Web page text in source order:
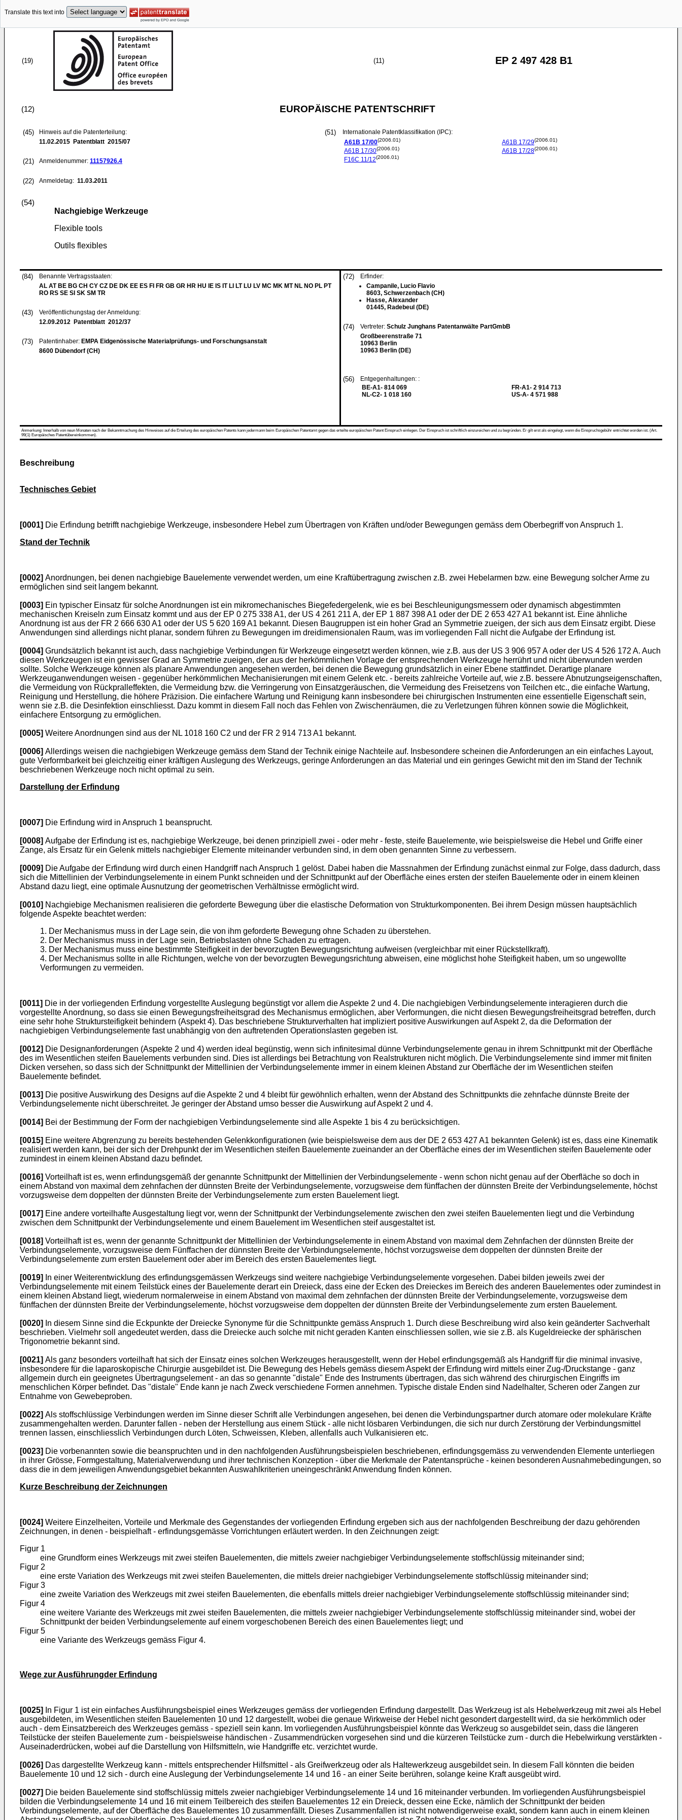
Translate this text into
(19) (11) EP 2 497 428 B1
(12) EUROPÄISCHE PATENTSCHRIFT
(45)
Hinweis auf die Patenterteilung:
11.02.2015 Patentblatt 2015/07
(21) Anmeldenummer: 11157926.4
(22) Anmeldetag: 11.03.2011
(51)
Internationale Patentklassifikation (IPC):
A61B 17/00(2006.01)
A61B 17/30(2006.01)
F16C 11/12(2006.01)
A61B 17/29(2006.01)
A61B 17/28(2006.01)
(54)
Nachgiebige Werkzeuge
Flexible tools
Outils flexibles
(84)
Benannte Vertragsstaaten:
AL AT BE BG CH CY CZ DE DK EE ES FI FR GB GR HR HU IE IS IT LI LT LU LV MC MK MT NL NO PL PT
RO RS SE SI SK SM TR
(43)
Veröffentlichungstag der Anmeldung:
12.09.2012 Patentblatt 2012/37
(73) Patentinhaber: EMPA Eidgenössische Materialprüfungs- und Forschungsanstalt
8600 Dübendorf (CH)
(72)
Erfinder:
Campanile, Lucio Flavio
8603, Schwerzenbach (CH)
Hasse, Alexander
01445, Radebeul (DE)
(74) Vertreter: Schulz Junghans Patentanwälte PartGmbB
Großbeerenstraße 71
10963 Berlin
10963 Berlin (DE)
(56)
Entgegenhaltungen: :
BE-A1- 814 069
NL-C2- 1 018 160
FR-A1- 2 914 713
US-A- 4 571 988
Anmerkung: Innerhalb von neun Monaten nach der Bekanntmachung des Hinweises auf die Erteilung des europäischen Patents kann jedermann beim Europäischen Patentamt gegen das erteilte europäischen Patent Einspruch einlegen. Der Einspruch ist schriftlich einzureichen und zu begründen. Er gilt erst als eingelegt, wenn die Einspruchsgebühr entrichtet worden ist. (Art.
99(1) Europäisches Patentübereinkommen).
Beschreibung
Technisches Gebiet
[0001] Die Erfindung betrifft nachgiebige Werkzeuge, insbesondere Hebel zum Übertragen von Kräften und/oder Bewegungen gemäss dem Oberbegriff von Anspruch 1.
Stand der Technik
[0002] Anordnungen, bei denen nachgiebige Bauelemente verwendet werden, um eine Kraftübertragung zwischen z.B. zwei Hebelarmen bzw. eine Bewegung solcher Arme zu
ermöglichen sind seit langem bekannt.
[0003] Ein typischer Einsatz für solche Anordnungen ist ein mikromechanisches Biegefedergelenk, wie es bei Beschleunigungsmessern oder dynamisch abgestimmten
mechanischen Kreiseln zum Einsatz kommt und aus der EP 0 275 338 A1, der US 4 261 211 A, der EP 1 887 398 A1 oder der DE 2 653 427 A1 bekannt ist. Eine ähnliche
Anordnung ist aus der FR 2 666 630 A1 oder der US 5 620 169 A1 bekannt. Diesen Baugruppen ist ein hoher Grad an Symmetrie zueigen, der sich aus dem Einsatz ergibt. Diese
Anwendungen sind allerdings nicht planar, sondern führen zu Bewegungen im dreidimensionalen Raum, was im vorliegenden Fall nicht die Aufgabe der Erfindung ist.
[0004] Grundsätzlich bekannt ist auch, dass nachgiebige Verbindungen für Werkzeuge eingesetzt werden können, wie z.B. aus der US 3 906 957 Aoder der US 4 526 172 A. Auch
diesen Werkzeugen ist ein gewisser Grad an Symmetrie zueigen, der aus der herkömmlichen Vorlage der entsprechenden Werkzeuge herrührt und nicht überwunden werden
sollte. Solche Werkzeuge können als planare Anwendungen angesehen werden, bei denen die Bewegung grundsätzlich in einer Ebene stattfindet. Derartige planare
Werkzeuganwendungen weisen - gegenüber herkömmlichen Mechanisierungen mit einem Gelenk etc. - bereits zahlreiche Vorteile auf, wie z.B. bessere Abnutzungseigenschaften,
die Vermeidung von Rückpralleffekten, die Vermeidung bzw. die Verringerung von Einsatzgeräuschen, die Vermeidung des Freisetzens von Teilchen etc., die einfache Wartung,
Reinigung und Herstellung, die höhere Präzision. Die einfachere Wartung und Reinigung kann insbesondere bei chirurgischen Instrumenten eine essentielle Eigenschaft sein,
wenn sie z.B. die Desinfektion einschliesst. Dazu kommt in diesem Fall noch das Fehlen von Zwischenräumen, die zu Verletzungen führen können sowie die Möglichkeit,
einfachere Entsorgung zu ermöglichen.
[0005] Weitere Anordnungen sind aus der NL 1018 160 C2 und der FR 2 914 713 A1 bekannt.
[0006] Allerdings weisen die nachgiebigen Werkzeuge gemäss dem Stand der Technik einige Nachteile auf. Insbesondere scheinen die Anforderungen an ein einfaches Layout,
gute Verformbarkeit bei gleichzeitig einer kräftigen Auslegung des Werkzeugs, geringe Anforderungen an das Material und ein geringes Gewicht mit den im Stand der Technik
beschriebenen Werkzeuge noch nicht optimal zu sein.
Darstellung der Erfindung
[0007] Die Erfindung wird in Anspruch 1 beansprucht.
[0008] Aufgabe der Erfindung ist es, nachgiebige Werkzeuge, bei denen prinzipiell zwei - oder mehr - feste, steife Bauelemente, wie beispielsweise die Hebel und Griffe einer
Zange, als Ersatz für ein Gelenk mittels nachgiebiger Elemente miteinander verbunden sind, in dem oben genannten Sinne zu verbessern.
[0009] Die Aufgabe der Erfindung wird durch einen Handgriff nach Anspruch 1 gelöst. Dabei haben die Massnahmen der Erfindung zunächst einmal zur Folge, dass dadurch, dass
sich die Mittellinien der Verbindungselemente in einem Punkt schneiden und der Schnittpunkt auf der Oberfläche eines ersten der steifen Bauelemente oder in einem kleinen
Abstand dazu liegt, eine optimale Ausnutzung der geometrischen Verhältnisse ermöglicht wird.
[0010] Nachgiebige Mechanismen realisieren die geforderte Bewegung über die elastische Deformation von Strukturkomponenten. Bei ihrem Design müssen hauptsächlich
folgende Aspekte beachtet werden:
1. Der Mechanismus muss in der Lage sein, die von ihm geforderte Bewegung ohne Schaden zu überstehen.
2. Der Mechanismus muss in der Lage sein, Betriebslasten ohne Schaden zu ertragen.
3. Der Mechanismus muss eine bestimmte Steifigkeit in der bevorzugten Bewegungsrichtung aufweisen (vergleichbar mit einer Rückstellkraft).
4. Der Mechanismus sollte in alle Richtungen, welche von der bevorzugten Bewegungsrichtung abweisen, eine möglichst hohe Steifigkeit haben, um so ungewollte
Verformungen zu vermeiden.
[0011] Die in der vorliegenden Erfindung vorgestellte Auslegung begünstigt vor allem die Aspekte 2 und 4. Die nachgiebigen Verbindungselemente interagieren durch die
vorgestellte Anordnung, so dass sie einen Bewegungsfreiheitsgrad des Mechanismus ermöglichen, aber Verformungen, die nicht diesen Bewegungsfreiheitsgrad betreffen, durch
eine sehr hohe Struktursteifigkeit behindern (Aspekt 4). Das beschriebene Strukturverhalten hat impliziert positive Auswirkungen auf Aspekt 2, da die Deformation der
nachgiebigen Verbindungselemente fast unabhängig von den auftretenden Operationslasten gegeben ist.
[0012] Die Designanforderungen (Aspekte 2 und 4) werden ideal begünstig, wenn sich infinitesimal dünne Verbindungselemente genau in ihrem Schnittpunkt mit der Oberfläche
des im Wesentlichen steifen Bauelements verbunden sind. Dies ist allerdings bei Betrachtung von Realstrukturen nicht möglich. Die Verbindungselemente sind immer mit finiten
Dicken versehen, so dass sich der Schnittpunkt der Mittellinien der Verbindungselemente immer in einem kleinen Abstand zur Oberfläche der im Wesentlichen steifen
Bauelemente befindet.
[0013] Die positive Auswirkung des Designs auf die Aspekte 2 und 4 bleibt für gewöhnlich erhalten, wenn der Abstand des Schnittpunkts die zehnfache dünnste Breite der
Verbindungselemente nicht überschreitet. Je geringer der Abstand umso besser die Auswirkung auf Aspekt 2 und 4.
[0014] Bei der Bestimmung der Form der nachgiebigen Verbindungselemente sind alle Aspekte 1 bis 4 zu berücksichtigen.
[0015] Eine weitere Abgrenzung zu bereits bestehenden Gelenkkonfigurationen (wie beispielsweise dem aus der DE 2 653 427 A1 bekannten Gelenk) ist es, dass eine Kinematik
realisiert werden kann, bei der sich der Drehpunkt der im Wesentlichen steifen Bauelemente zueinander an der Oberfläche eines der im Wesentlichen steifen Bauelemente oder
zumindest in einem kleinen Abstand dazu befindet.
[0016] Vorteilhaft ist es, wenn erfindungsgemäß der genannte Schnittpunkt der Mittellinien der Verbindungselemente - wenn schon nicht genau auf der Oberfläche so doch in
einem Abstand von maximal dem zehnfachen der dünnsten Breite der Verbindungselemente, vorzugsweise dem fünffachen der dünnsten Breite der Verbindungselemente, höchst
vorzugsweise dem doppelten der dünnsten Breite der Verbindungselemente zum ersten Bauelement liegt.
[0017] Eine andere vorteilhafte Ausgestaltung liegt vor, wenn der Schnittpunkt der Verbindungselemente zwischen den zwei steifen Bauelementen liegt und die Verbindung
zwischen dem Schnittpunkt der Verbindungselemente und einem Bauelement im Wesentlichen steif ausgestaltet ist.
[0018] Vorteilhaft ist es, wenn der genannte Schnittpunkt der Mittellinien der Verbindungselemente in einem Abstand von maximal dem Zehnfachen der dünnsten Breite der
Verbindungselemente, vorzugsweise dem Fünffachen der dünnsten Breite der Verbindungselemente, höchst vorzugsweise dem doppelten der dünnsten Breite der
Verbindungselemente zum ersten Bauelement oder aber im Bereich des ersten Bauelementes liegt.
[0019]
In einer Weiterentwicklung des erfindungsgemässen Werkzeugs sind weitere nachgiebige Verbindungselemente vorgesehen. Dabei bilden jeweils zwei der
Verbindungselemente mit einem Teilstück eines der Bauelemente derart ein Dreieck, dass eine der Ecken des Dreieckes im Bereich des anderen Bauelementes oder zumindest in
einem kleinen Abstand liegt, wiederum normalerweise in einem Abstand von maximal dem zehnfachen der dünnsten Breite der Verbindungselemente, vorzugsweise dem
fünffachen der dünnsten Breite der Verbindungselemente, höchst vorzugsweise dem doppelten der dünnsten Breite der Verbindungselemente zum ersten Bauelement.
[0020]
In diesem Sinne sind die Eckpunkte der Dreiecke Synonyme für die Schnittpunkte gemäss Anspruch 1. Durch diese Beschreibung wird also kein geänderter Sachverhalt
beschrieben. Vielmehr soll angedeutet werden, dass die Dreiecke auch solche mit nicht geraden Kanten einschliessen sollen, wie sie z.B. als Kugeldreiecke der sphärischen
Trigonometrie bekannt sind.
[0021] Als ganz besonders vorteilhaft hat sich der Einsatz eines solchen Werkzeuges herausgestellt, wenn der Hebel erfindungsgemäß als Handgriff für die minimal invasive,
insbesondere für die laparoskopische Chirurgie ausgebildet ist. Die Bewegung des Hebels gemäss diesem Aspekt der Erfindung wird mittels einer Zug-/Druckstange - ganz
allgemein durch ein geeignetes Übertragungselement - an das so genannte "distale" Ende des Instruments übertragen, das sich während des chirurgischen Eingriffs im
menschlichen Körper befindet. Das "distale" Ende kann je nach Zweck verschiedene Formen annehmen. Typische distale Enden sind Nadelhalter, Scheren oder Zangen zur
Entnahme von Gewebeproben.
[0022] Als stoffschlüssige Verbindungen werden im Sinne dieser Schrift alle Verbindungen angesehen, bei denen die Verbindungspartner durch atomare oder molekulare Kräfte
zusammengehalten werden. Darunter fallen - neben der Herstellung aus einem Stück - alle nicht lösbaren Verbindungen, die sich nur durch Zerstörung der Verbindungsmittel
trennen lassen, einschliesslich Verbindungen durch Löten, Schweissen, Kleben, allenfalls auch Vulkanisieren etc.
[0023] Die vorbenannten sowie die beanspruchten und in den nachfolgenden Ausführungsbeispielen beschriebenen, erfindungsgemäss zu verwendenden Elemente unterliegen
in ihrer Grösse, Formgestaltung, Materialverwendung und ihrer technischen Konzeption - über die Merkmale der Patentansprüche - keinen besonderen Ausnahmebedingungen, so
dass die in dem jeweiligen Anwendungsgebiet bekannten Auswahlkriterien uneingeschränkt Anwendung finden können.
Kurze Beschreibung der Zeichnungen
[0024] Weitere Einzelheiten, Vorteile und Merkmale des Gegenstandes der vorliegenden Erfindung ergeben sich aus der nachfolgenden Beschreibung der dazu gehörenden
Zeichnungen, in denen - beispielhaft - erfindungsgemässe Vorrichtungen erläutert werden. In den Zeichnungen zeigt:
Figur 1
eine Grundform eines Werkzeugs mit zwei steifen Bauelementen, die mittels zweier nachgiebiger Verbindungselemente stoffschlüssig miteinander sind;
Figur 2
eine erste Variation des Werkzeugs mit zwei steifen Bauelementen, die mittels dreier nachgiebiger Verbindungselemente stoffschlüssig miteinander sind;
Figur 3
eine zweite Variation des Werkzeugs mit zwei steifen Bauelementen, die ebenfalls mittels dreier nachgiebiger Verbindungselemente stoffschlüssig miteinander sind;
Figur 4
eine weitere Variante des Werkzeugs mit zwei steifen Bauelementen, die mittels zweier nachgiebiger Verbindungselemente stoffschlüssig miteinander sind, wobei der
Schnittpunkt der beiden Verbindungselemente auf einem vorgeschobenen Bereich des einen Bauelementes liegt; und
Figur 5
eine Variante des Werkzeugs gemäss Figur 4.
Wege zur Ausführungder Erfindung
[0025]
In Figur 1 ist ein einfaches Ausführungsbeispiel eines Werkzeuges gemäss der vorliegenden Erfindung dargestellt. Das Werkzeug ist als Hebelwerkzeug mit zwei als Hebel
ausgebildeten, im Wesentlichen steifen Bauelementen 10 und 12 dargestellt, wobei die genaue Wirkweise der Hebel nicht gesondert dargestellt wird, da sie herkömmlich oder
auch - dem Einsatzbereich des Werkzeuges gemäss - speziell sein kann. Im vorliegenden Ausführungsbeispiel könnte das Werkzeug so ausgebildet sein, dass die längeren
Teilstücke der steifen Bauelemente zum - beispielsweise händischen - Zusammendrücken vorgesehen sind und die kürzeren Teilstücke zum - durch die Hebelwirkung verstärkten -
Auseinaderdrücken, wobei auf die Darstellung von Hilfsmitteln, wie Handgriffe etc. verzichtet wurde.
[0026] Das dargestellte Werkzeug kann - mittels entsprechender Hilfsmittel - als Greifwerkzeug oder als Haltewerkzeug ausgebildet sein. In diesem Fall könnten die beiden
Bauelemente 10 und 12 sich - durch eine Auslegung der Verbindungselemente 14 und 16 - an einer Seite berühren, solange keine Kraft ausgeübt wird.
[0027] Die beiden Bauelemente sind stoffschlüssig mittels zweier nachgiebiger Verbindungselemente 14 und 16 miteinander verbunden. Im vorliegenden Ausführungsbeispiel
bilden die Verbindungselemente 14 und 16 mit einem Teilbereich des steifen Bauelementes 12 ein Dreieck, dessen eine Ecke, nämlich der Schnittpunkt der beiden
Verbindungselemente, auf der Oberfläche des Bauelementes 10 zusammenfällt. Dieses Zusammenfallen ist nicht notwendigerweise exakt, sondern kann auch in einem kleinen